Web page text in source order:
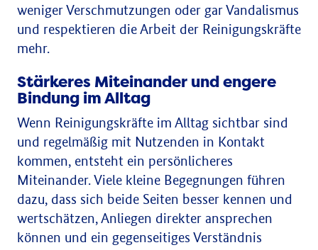
weniger Verschmutzungen oder gar Vandalismus
und respektieren die Arbeit der Reinigungskräfte
mehr.
Stärkeres Miteinander und engere
Bindung im Alltag
Wenn Reinigungskräfte im Alltag sichtbar sind
und regelmäßig mit Nutzenden in Kontakt
kommen, entsteht ein persönlicheres
Miteinander. Viele kleine Begegnungen führen
dazu, dass sich beide Seiten besser kennen und
wertschätzen, Anliegen direkter ansprechen
können und ein gegenseitiges Verständnis